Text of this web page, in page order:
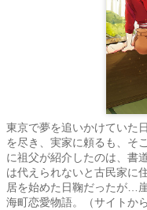
東京で夢を追いかけていた
を尽き、実家に頼るも、そ
に祖父が紹介したのは、書
は代えられないと古民家に
居を始めた日鞠だったが…
海町恋愛物語。（サイトか